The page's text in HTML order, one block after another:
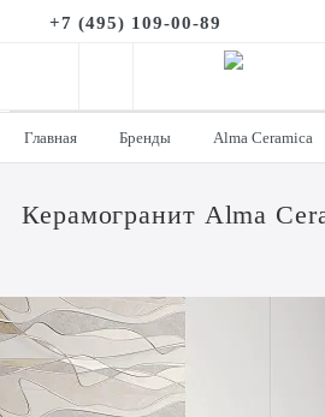
+7 (495) 109-00-89
Главная Бренды Alma Ceramica
Керамогранит Alma